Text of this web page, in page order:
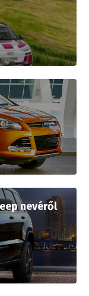
nevéről